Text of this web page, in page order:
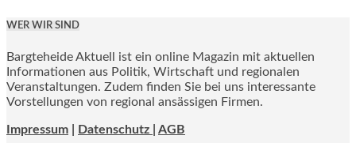
WER WIR SIND
Bargteheide Aktuell ist ein online Magazin mit aktuellen
Informationen aus Politik, Wirtschaft und regionalen
Veranstaltungen. Zudem finden Sie bei uns interessante
Vorstellungen von regional ansässigen Firmen.
Impressum Datenschutz | AGB